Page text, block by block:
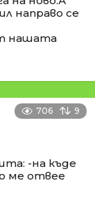
направо се
нашата
706 9
-на къде
ме отвее